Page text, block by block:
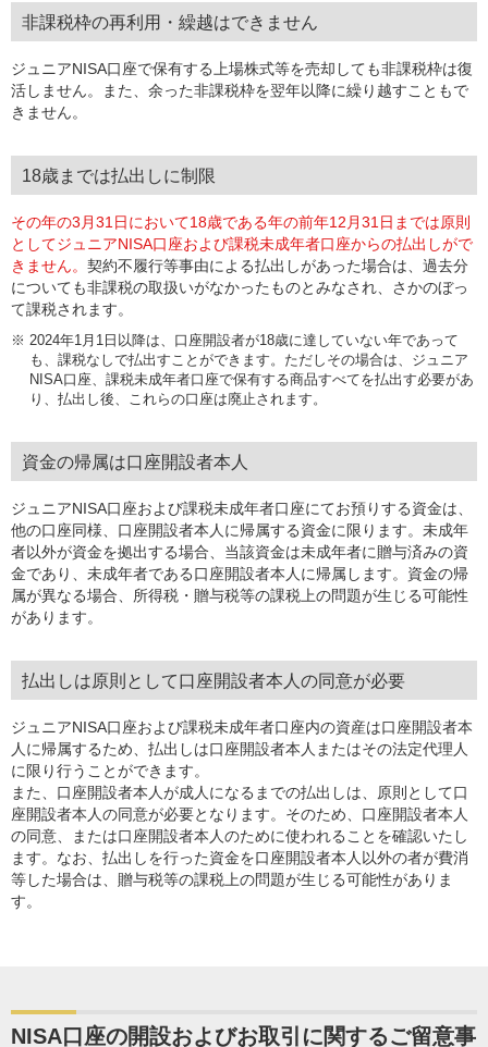
非課税枠の再利用・繰越はできません
ジュニアNISA口座で保有する上場株式等を売却しても非課税枠は復
活しません。また、余った非課税枠を翌年以降に繰り越すこともで
きません。
18歳までは払出しに制限
その年の3月31日において18歳である年の前年12月31日までは原則
としてジュニアNISA口座および課税未成年者口座からの払出しがで
きません。 契約不履行等事由による払出しがあった場合は、過去分
についても非課税の取扱いがなかったものとみなされ、さかのぼっ
て課税されます。
※ 2024年1月1日以降は、口座開設者が18歳に達していない年であって
も、課税なしで払出すことができます。ただしその場合は、ジュニア
NISA口座、課税未成年者口座で保有する商品すべてを払出す必要があ
り、払出し後、これらの口座は廃止されます。
資金の帰属は口座開設者本人
ジュニアNISA口座および課税未成年者口座にてお預りする資金は、
他の口座同様、口座開設者本人に帰属する資金に限ります。未成年
者以外が資金を拠出する場合、当該資金は未成年者に贈与済みの資
金であり、未成年者である口座開設者本人に帰属します。資金の帰
属が異なる場合、所得税・贈与税等の課税上の問題が生じる可能性
があります。
払出しは原則として口座開設者本人の同意が必要
ジュニアNISA口座および課税未成年者口座内の資産は口座開設者本
人に帰属するため、払出しは口座開設者本人またはその法定代理人
に限り行うことができます。
また、口座開設者本人が成人になるまでの払出しは、原則として口
座開設者本人の同意が必要となります。そのため、口座開設者本人
の同意、または口座開設者本人のために使われることを確認いたし
ます。なお、払出しを行った資金を口座開設者本人以外の者が費消
等した場合は、贈与税等の課税上の問題が生じる可能性がありま
す。
NISA口座の開設およびお取引に関するご留意事